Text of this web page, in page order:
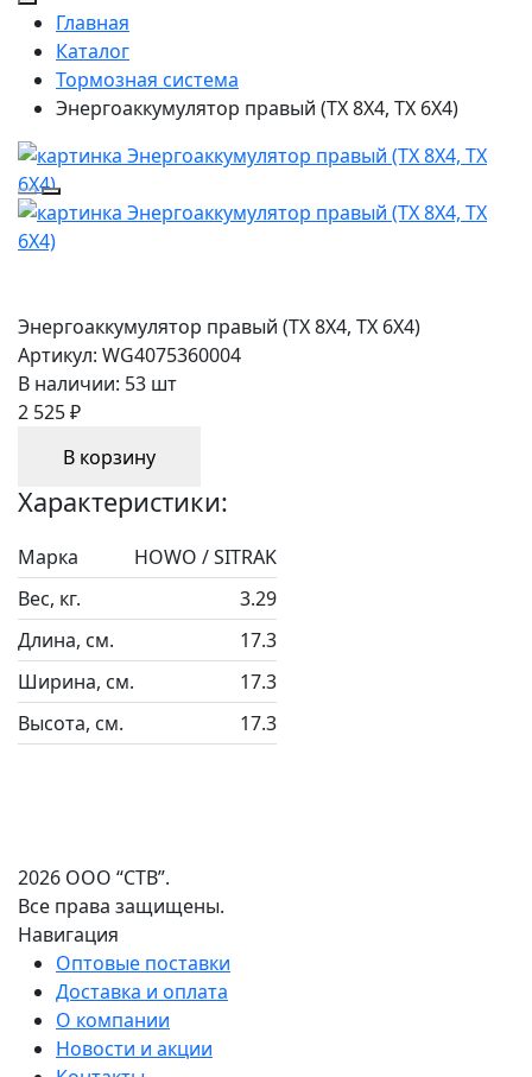
Главная
Каталог
Тормозная система
Энергоаккумулятор правый (TX 8X4, TX 6X4)
Энергоаккумулятор правый (TX 8X4, TX 6X4)
Артикул: WG4075360004
В наличии: 53 шт
2 525 ₽
В корзину
Характеристики:
Марка
HOWO / SITRAK
Вес, кг.
3.29
Длина, см.
17.3
Ширина, см.
17.3
Высота, см.
17.3
2026 ООО “СТВ”.
Все права защищены.
Навигация
Оптовые поставки
Доставка и оплата
О компании
Новости и акции